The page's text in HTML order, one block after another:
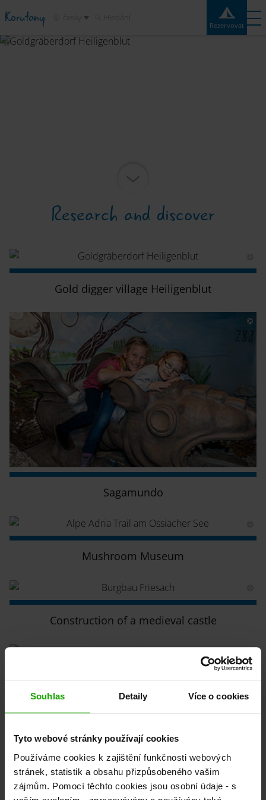
Souhlas Detaily Více o cookies
Tyto webové stránky používají cookies
Používáme cookies k zajištění funkčnosti webových
stránek, statistik a obsahu přizpůsobeného vašim
zájmům. Pomocí těchto cookies jsou osobní údaje - s
Korutany Rezervovat
Research and discover
Gold digger village Heiligenblut
Sagamundo
Mushroom Museum
Construction of a medieval castle
EXPI
Celtic World in Frög